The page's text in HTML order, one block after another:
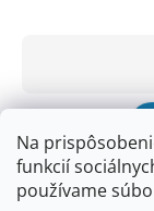
Na
funkcií
používame